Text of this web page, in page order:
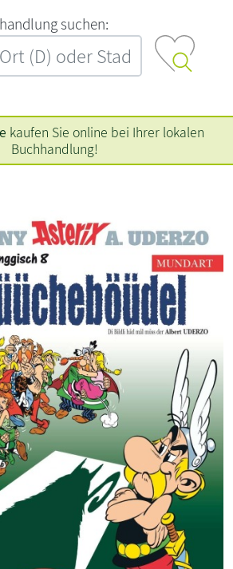
‍s‍u‍c‍h‍e‍n‍:‍
kaufen Sie online bei Ihrer lokalen
Buchhandlung!